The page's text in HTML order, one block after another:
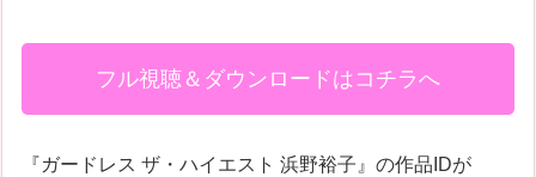
フル視聴＆ダウンロードはコチラへ
『ガードレス ザ・ハイエスト 浜野裕子』の作品IDが